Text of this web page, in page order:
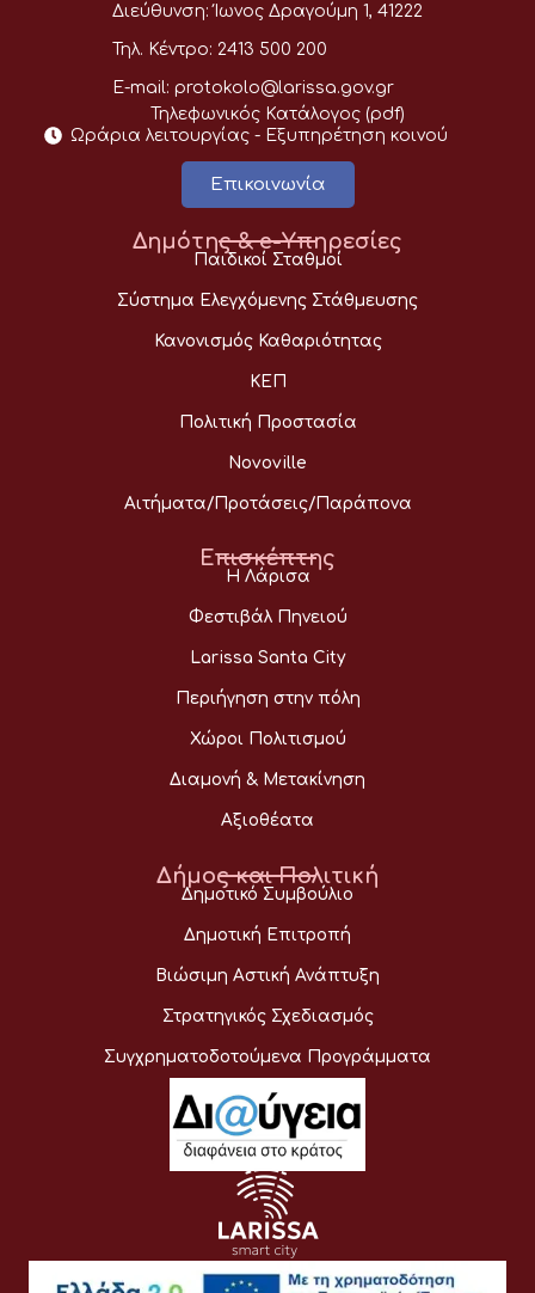
Διεύθυνση: Ίωνος Δραγούμη 1, 41222
Τηλ. Κέντρο: 2413 500 200
E-mail: protokolo@larissa.gov.gr
Τηλεφωνικός Κατάλογος (pdf)
Ωράρια λειτουργίας - Eξυπηρέτηση κοινού
Επικοινωνία
Δημότης & e-Υπηρεσίες
Παιδικοί Σταθμοί
Σύστημα Ελεγχόμενης Στάθμευσης
Κανονισμός Καθαριότητας
ΚΕΠ
Πολιτική Προστασία
Novoville
Αιτήματα/Προτάσεις/Παράπονα
Επισκέπτης
Η Λάρισα
Φεστιβάλ Πηνειού
Larissa Santa City
Περιήγηση στην πόλη
Χώροι Πολιτισμού
Διαμονή & Μετακίνηση
Αξιοθέατα
Δήμος και Πολιτική
Δημοτικό Συμβούλιο
Δημοτική Επιτροπή
Βιώσιμη Αστική Ανάπτυξη
Στρατηγικός Σχεδιασμός
Συγχρηματοδοτούμενα Προγράμματα